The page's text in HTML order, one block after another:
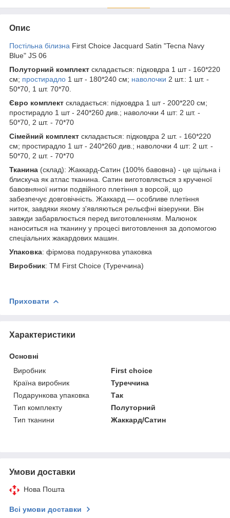
Опис
Постільна білизна First Choice Jacquard Satin "Tecna Navy
Blue" JS 06
Полуторний комплект складається: підковдра 1 шт - 160*220
см; простирадло 1 шт - 180*240 см; наволочки 2 шт.: 1 шт. -
50*70, 1 шт. 70*70.
Євро комплект складається: підковдра 1 шт - 200*220 см;
простирадло 1 шт - 240*260 див.; наволочки 4 шт: 2 шт. -
50*70, 2 шт. - 70*70
Сімейний комплект складається: підковдра 2 шт. - 160*220
см; простирадло 1 шт - 240*260 див.; наволочки 4 шт: 2 шт. -
50*70, 2 шт. - 70*70
Тканина (склад): Жаккард-Сатин (100% бавовна) - це щільна і
блискуча як атлас тканина. Сатин виготовляється з крученої
бавовняної нитки подвійного плетіння з ворсой, що
забезпечує довговічність. Жаккард — особливе плетіння
ниток, завдяки якому з'являються рельєфні візерунки. Він
завжди забарвлюється перед виготовленням. Малюнок
наноситься на тканину у процесі виготовлення за допомогою
спеціальних жакардових машин.
Упаковка: фірмова подарункова упаковка
Виробник: ТМ First Choice (Туреччина)
Приховати
Характеристики
Основні
Виробник
First choice
Країна виробник
Туреччина
Подарункова упаковка
Так
Тип комплекту
Полуторний
Тип тканини
Жаккард/Сатин
Умови доставки
Нова Пошта
Всі умови доставки